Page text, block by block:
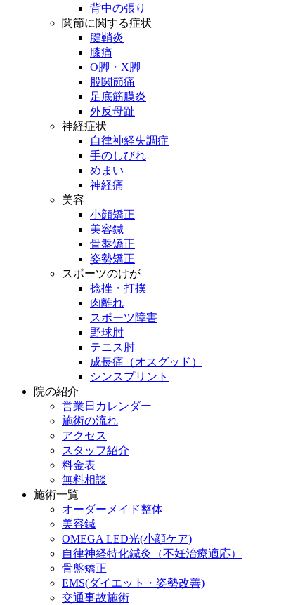
背中の張り
関節に関する症状
腱鞘炎
膝痛
O脚・X脚
股関節痛
足底筋膜炎
外反母趾
神経症状
自律神経失調症
手のしびれ
めまい
神経痛
美容
小顔矯正
美容鍼
骨盤矯正
姿勢矯正
スポーツのけが
捻挫・打撲
肉離れ
スポーツ障害
野球肘
テニス肘
成長痛（オスグッド）
シンスプリント
院の紹介
営業日カレンダー
施術の流れ
アクセス
スタッフ紹介
料金表
無料相談
施術一覧
オーダーメイド整体
美容鍼
OMEGA LED光(小顔ケア)
自律神経特化鍼灸（不妊治療適応）
骨盤矯正
EMS(ダイエット・姿勢改善)
交通事故施術